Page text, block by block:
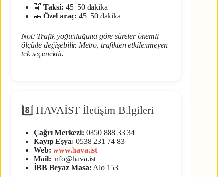
🚖 Taksi: 45–50 dakika
🚗 Özel araç: 45–50 dakika
Not: Trafik yoğunluğuna göre süreler önemli
ölçüde değişebilir. Metro, trafikten etkilenmeyen
tek seçenektir.
8️⃣ HAVAİST İletişim Bilgileri
Çağrı Merkezi: 0850 888 33 34
Kayıp Eşya: 0538 231 74 83
Web: www.hava.ist
Mail: info@hava.ist
İBB Beyaz Masa: Alo 153